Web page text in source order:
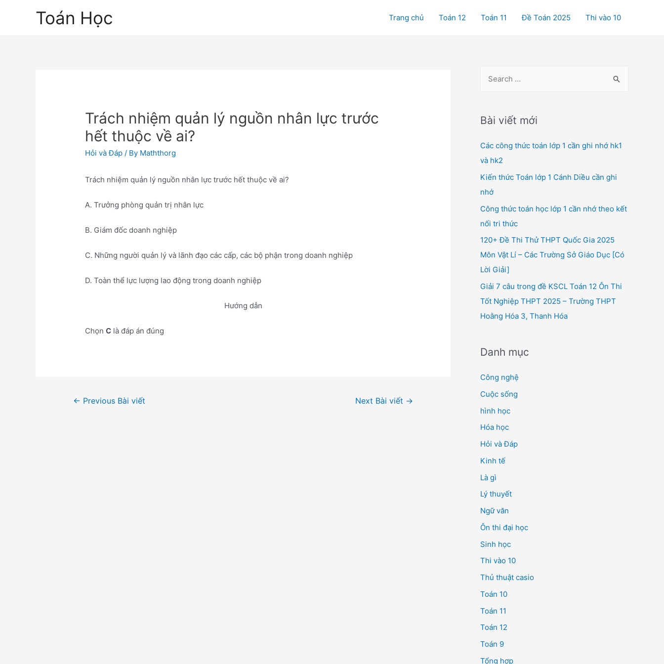
Toán Học Trang chủ Toán 12 Toán 11 Đề Toán 2025 Thi vào 10
Trách nhiệm quản lý nguồn nhân lực trước
hết thuộc về ai?
Hỏi và Đáp / By Maththorg
Trách nhiệm quản lý nguồn nhân lực trước hết thuộc về ai?
A. Trưởng phòng quản trị nhân lực
B. Giám đốc doanh nghiệp
C. Những người quản lý và lãnh đạo các cấp, các bộ phận trong doanh nghiệp
D. Toàn thể lực lượng lao động trong doanh nghiệp
Hướng dẫn
ChọnC là đáp án đúng
Điều← Previous Bài viết Next Bài viết →
r
h
f
o
r
:
Bài viết mới
Các công thức toán lớp 1 cần ghi nhớ hk1
và hk2
Kiến thức Toán lớp 1 Cánh Diều cần ghi
nhớ
Công thức toán học lớp 1 cần nhớ theo kết
nối tri thức
120+ Đề Thi Thử THPT Quốc Gia 2025
Môn Vật Lí – Các Trường Sở Giáo Dục [Có
Lời Giải]
Giải 7 câu trong đề KSCL Toán 12 Ôn Thi
Tốt Nghiệp THPT 2025 – Trường THPT
Hoằng Hóa 3, Thanh Hóa
Danh mục
Công nghệ
Cuộc sống
hình học
Hóa học
Hỏi và Đáp
Kinh tế
Là gì
Lý thuyết
Ngữ văn
Ôn thi đại học
Sinh học
Thi vào 10
Thủ thuật casio
Toán 10
Toán 11
Toán 12
Toán 9
Tổng hợp